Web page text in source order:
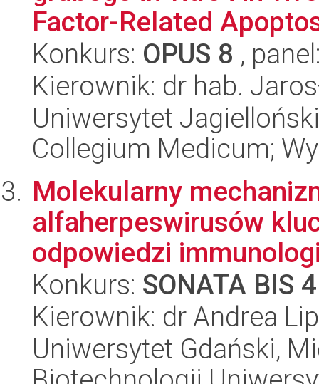
Factor-Related
Konkurs: OPUS 8 ,
Kierownik: dr hab.
Uniwersytet
Collegium Medicum;
Molekularny
alfaherpeswirusów
odpowiedzi
Konkurs: SONATA BIS 4
Kierownik: dr Andrea
Uniwersytet Gdański,